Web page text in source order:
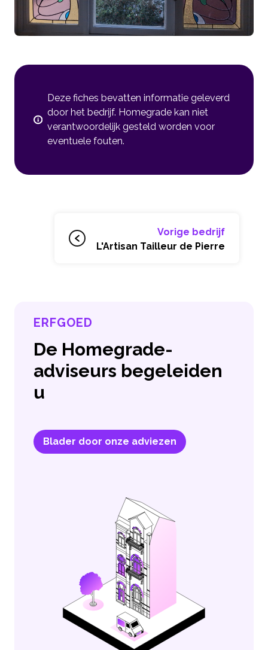
Deze fiches bevatten informatie geleverd
door het bedrijf. Homegrade kan niet
verantwoordelijk gesteld worden voor
eventuele fouten.
Vorige bedrijf
L'Artisan Tailleur de Pierre
ERFGOED
De Homegrade-
adviseurs begeleiden
u
Blader door onze adviezen